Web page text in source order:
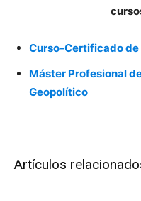
Curso-Certificado
Máster Profesional
Geopolítico
Artículos